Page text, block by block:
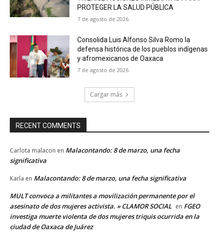
PROTEGER LA SALUD PÚBLICA
7 de agosto de 2026
Consolida Luis Alfonso Silva Romo la
defensa histórica de los pueblos indígenas
y afromexicanos de Oaxaca
7 de agosto de 2026
Cargar más
RECENT COMMENTS
Carlota malacon en Malacontando: 8 de marzo, una fecha
significativa
Karla en Malacontando: 8 de marzo, una fecha significativa
MULT convoca a militantes a movilización permanente por el
asesinato de dos mujeres activista. » CLAMOR SOCIAL en FGEO
investiga muerte violenta de dos mujeres triquis ocurrida en la
ciudad de Oaxaca de Juárez